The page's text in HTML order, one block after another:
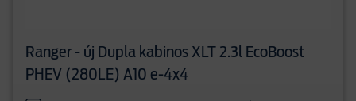
Ranger - új Dupla kabinos XLT 2.3l EcoBoost
PHEV (280LE) A10 e-4x4